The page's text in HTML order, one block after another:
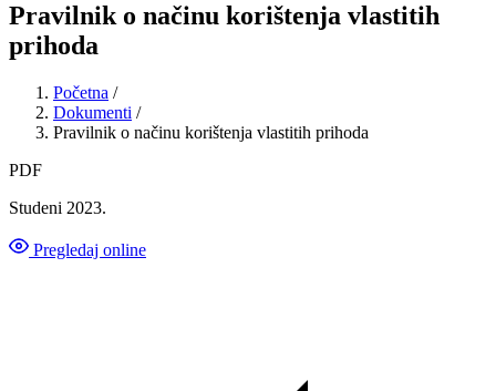
Pravilnik o načinu korištenja vlastitih
prihoda
Početna /
Dokumenti /
Pravilnik o načinu korištenja vlastitih prihoda
PDF
Studeni 2023.
Pregledaj online